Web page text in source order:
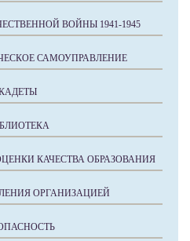
ВОЙНЫ 1941-1945
САМОУПРАВЛЕНИЕ
КАЧЕСТВА ОБРАЗОВАНИЯ
ОРГАНИЗАЦИЕЙ